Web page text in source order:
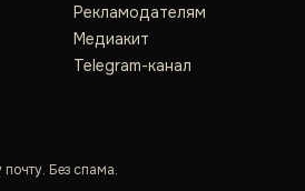
Рекламодателям
Медиакит
Telegram-канал
Без спама.